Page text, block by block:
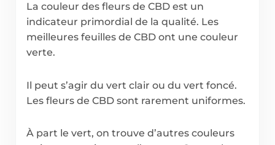
La couleur des fleurs de CBD est un
indicateur primordial de la qualité. Les
meilleures feuilles de CBD ont une couleur
verte.
Il peut s’agir du vert clair ou du vert foncé.
Les fleurs de CBD sont rarement uniformes.
À part le vert, on trouve d’autres couleurs